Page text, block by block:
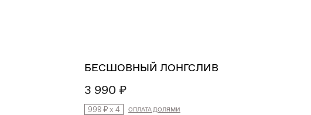
БЕСШОВНЫЙ ЛОНГСЛИВ
3 990 ₽
998 ₽x 4 ОПЛАТА ДОЛЯМИ